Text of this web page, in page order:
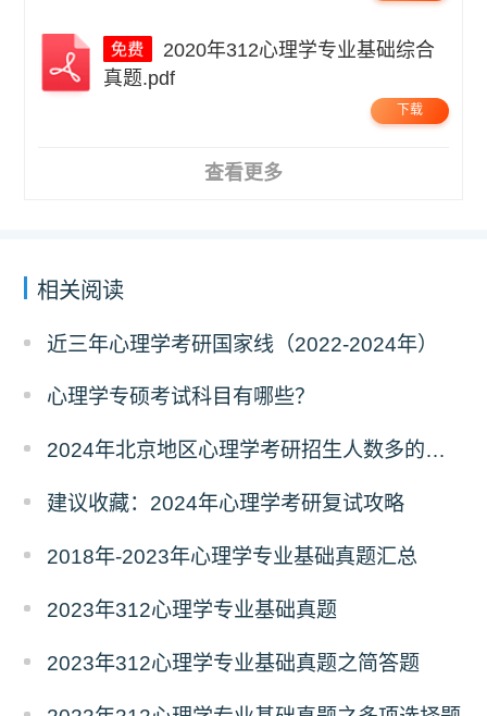
真题.pdf
下载
查看更多
相关阅读
近三年心理学考研国家线（2022-2024年）
心理学专硕考试科目有哪些？
2024年北京地区心理学考研招生人数多的院校汇总
建议收藏：2024年心理学考研复试攻略
2018年-2023年心理学专业基础真题汇总
2023年312心理学专业基础真题
2023年312心理学专业基础真题之简答题